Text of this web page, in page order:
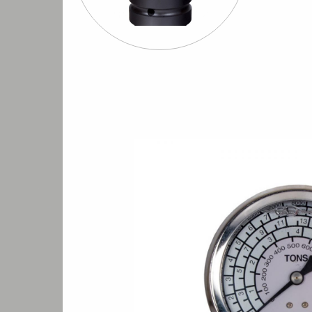
пневматические
пневматического инструмента
пневматического инструмента /Манометр GT5